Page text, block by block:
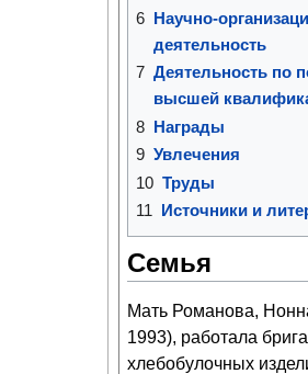
6 Научно-
деятельность
7 Деятельность по
высшей
8 Награды
9 Увлечения
10 Труды
11 Источники и
Семья
Мать Романова,
1993), работала
хлебобулочных